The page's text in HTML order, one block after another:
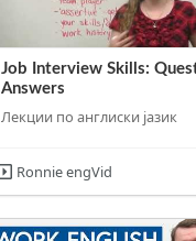
Job Interview Skills:
Answers
Лекции по англиски јазик
Ronnie engVid